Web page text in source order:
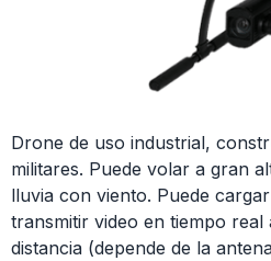
Drone de uso industrial,
militares. Puede volar a gran
lluvia con viento. Puede
transmitir video en tiempo real
distancia (depende de la